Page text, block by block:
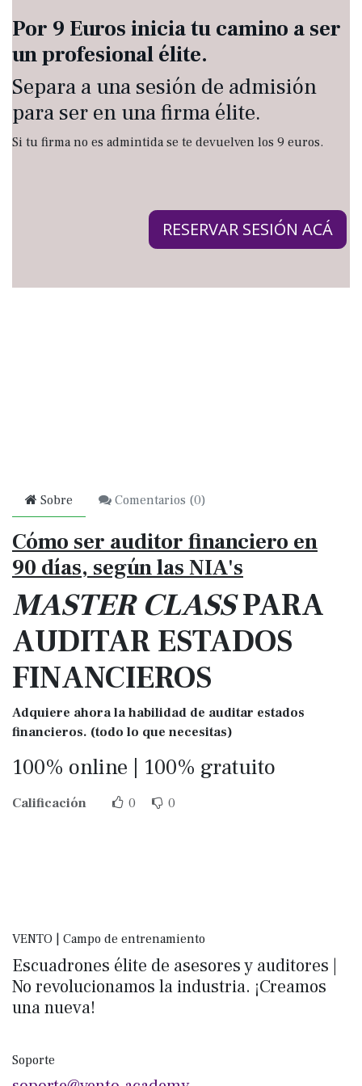
Por 9 Euros inicia tu camino a ser
un profesional élite.
Separa a una sesión de admisión
para ser en una firma élite.
Si tu firma no es admintida se te devuelven los 9 euros.
RESERVAR SESIÓN ACÁ
Sobre Comentarios (0)
Cómo ser auditor financiero en
90 días, según las NIA's
MASTER CLASSPARA
AUDITAR ESTADOS
FINANCIEROS
Adquiere ahora la habilidad de auditar estados
financieros. (todo lo que necesitas)
100% online | 100% gratuito
Calificación 0 0
VENTO | Campo de entrenamiento
Escuadrones élite de asesores y auditores |
No revolucionamos la industria. ¡Creamos
una nueva!
Soporte